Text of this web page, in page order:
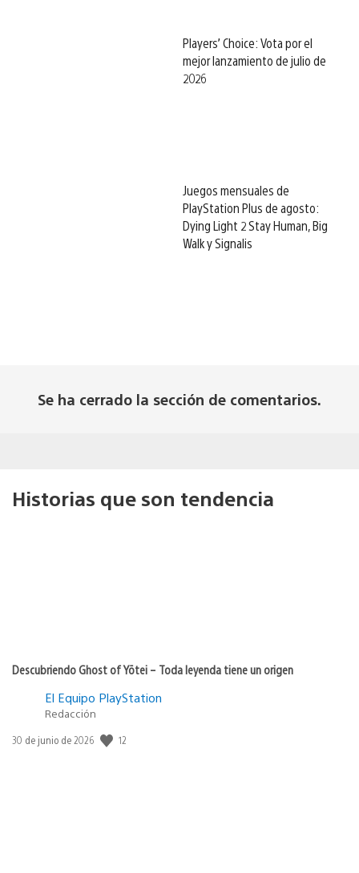
Players’ Choice: Vota por el
mejor lanzamiento de julio de
2026
Juegos mensuales de
PlayStation Plus de agosto:
Dying Light 2 Stay Human, Big
Walk y Signalis
Se ha cerrado la sección de comentarios.
Historias que son tendencia
Descubriendo Ghost of Yōtei – Toda leyenda tiene un origen
El Equipo PlayStation
Redacción
Fecha
30 de junio de 2026 12